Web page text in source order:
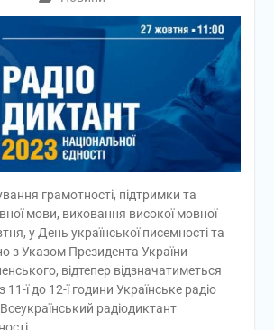
грамотності, підтримки та
мови, виховання високої мовної
у День української писемності та
з Указом Президента України
відтепер відзначатиметься
ї до 12-ї години Українське радіо
радіодиктант